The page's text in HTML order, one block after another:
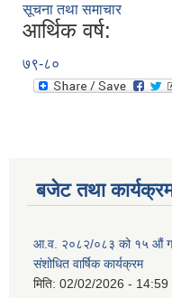
सूचना तथा समाचार
आर्थिक वर्ष:
७९-८०
बजेट तथा
आ.व. २०८२/०८३ को १५ औं
संशोधित वार्षिक कार्यक्रम
मिति: 02/02/2026 - 14:59